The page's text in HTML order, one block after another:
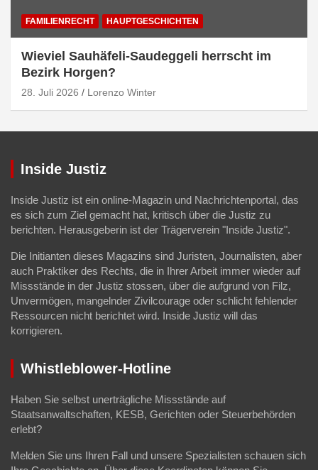
FAMILIENRECHT HAUPTGESCHICHTEN
Wieviel Sauhäfeli-Saudeggeli herrscht im
Bezirk Horgen?
28. Juli 2026 Lorenzo Winter
Inside Justiz
Inside Justiz ist ein online-Magazin und Nachrichtenportal, das
es sich zum Ziel gemacht hat, kritisch über die Justiz zu
berichten. Herausgeberin ist der Trägerverein "Inside Justiz".
Die Initianten dieses Magazins sind Juristen, Journalisten, aber
auch Praktiker des Rechts, die in Ihrer Arbeit immer wieder auf
Missstände in der Justiz stossen, über die aufgrund von Filz,
Unvermögen, mangelnder Zivilcourage oder schlicht fehlender
Ressourcen nicht berichtet wird. Inside Justiz will das
korrigieren.
Whistleblower-Hotline
Haben Sie selbst unerträgliche Missstände auf
Staatsanwaltschaften, KESB, Gerichten oder Steuerbehörden
erlebt?
Melden Sie uns Ihren Fall und unsere Spezialisten schauen sich